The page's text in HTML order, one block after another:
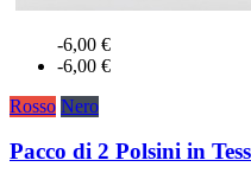
-6,00 €
-6,00 €
Rosso Nero
Pacco di 2 Polsini in